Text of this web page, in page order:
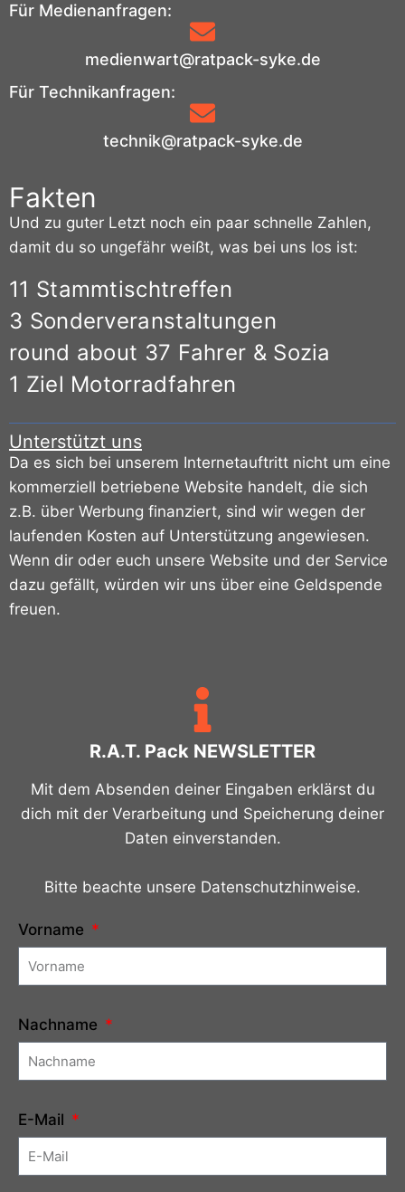
Für Medienanfragen:
medienwart@ratpack-syke.de
Für Technikanfragen:
technik@ratpack-syke.de
Fakten
Und zu guter Letzt noch ein paar schnelle Zahlen,
damit du so ungefähr weißt, was bei uns los ist:
11 Stammtischtreffen
3 Sonderveranstaltungen
round about 37 Fahrer & Sozia
1 Ziel Motorradfahren
Unterstützt uns
Da es sich bei unserem Internetauftritt nicht um eine
kommerziell betriebene Website handelt, die sich
z.B. über Werbung finanziert, sind wir wegen der
laufenden Kosten auf Unterstützung angewiesen.
Wenn dir oder euch unsere Website und der Service
dazu gefällt, würden wir uns über eine Geldspende
freuen.
R.A.T. Pack NEWSLETTER
Mit dem Absenden deiner Eingaben erklärst du
dich mit der Verarbeitung und Speicherung deiner
Daten einverstanden.
Bitte beachte unsere Datenschutzhinweise.
Vorname
Nachname
E-Mail